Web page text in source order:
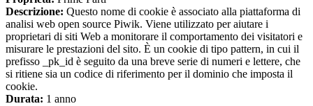
Descrizione: Questo nome di cookie è associato alla piattaforma di
analisi web open source Piwik. Viene utilizzato per aiutare i
proprietari di siti Web a monitorare il comportamento dei visitatori e
misurare le prestazioni del sito. È un cookie di tipo pattern, in cui il
prefisso _pk_id è seguito da una breve serie di numeri e lettere, che
si ritiene sia un codice di riferimento per il dominio che imposta il
cookie.
Durata: 1 anno